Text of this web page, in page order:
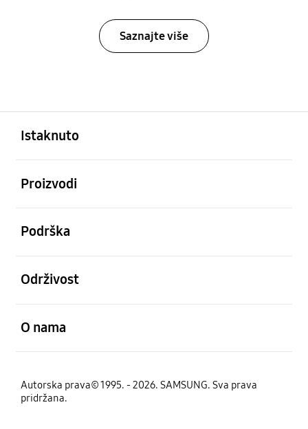
Saznajte više
Istaknuto
Proizvodi
Podrška
Održivost
O nama
Autorska prava© 1995. - 2026. SAMSUNG. Sva prava
pridržana.